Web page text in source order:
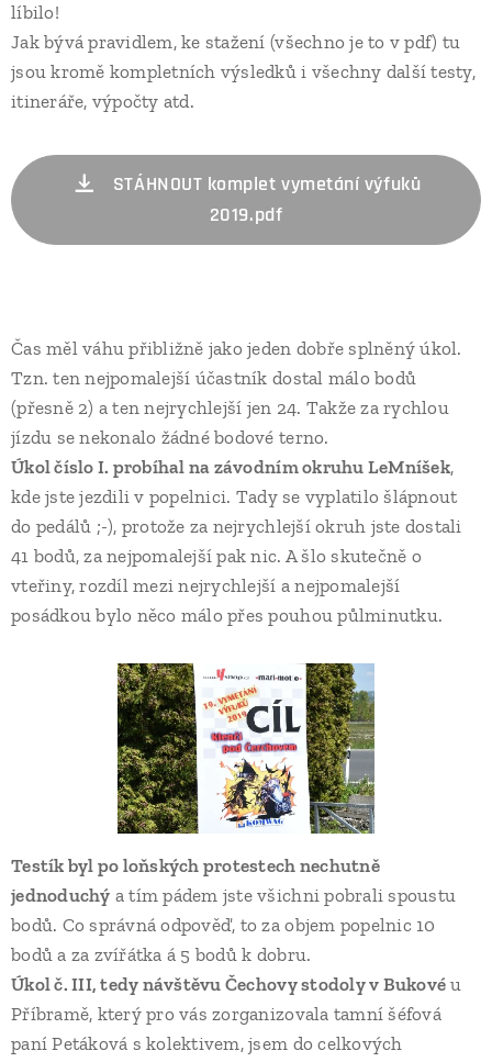
líbilo!
Jak bývá pravidlem, ke stažení (všechno je to v pdf) tu
jsou kromě kompletních výsledků i všechny další testy,
itineráře, výpočty atd.
STÁHNOUT komplet vymetání výfuků
2019.pdf
Čas měl váhu přibližně jako jeden dobře splněný úkol.
Tzn. ten nejpomalejší účastník dostal málo bodů
(přesně 2) a ten nejrychlejší jen 24. Takže za rychlou
jízdu se nekonalo žádné bodové terno.
Úkol číslo I. probíhal na závodním okruhu LeMníšek,
kde jste jezdili v popelnici. Tady se vyplatilo šlápnout
do pedálů ;-), protože za nejrychlejší okruh jste dostali
41 bodů, za nejpomalejší pak nic. A šlo skutečně o
vteřiny, rozdíl mezi nejrychlejší a nejpomalejší
posádkou bylo něco málo přes pouhou půlminutku.
Testík byl po loňských protestech nechutně
jednoduchý a tím pádem jste všichni pobrali spoustu
bodů. Co správná odpověď, to za objem popelnic 10
bodů a za zvířátka á 5 bodů k dobru.
Úkol č. III, tedy návštěvu Čechovy stodoly v Bukové u
Příbramě, který pro vás zorganizovala tamní šéfová
paní Petáková s kolektivem, jsem do celkových